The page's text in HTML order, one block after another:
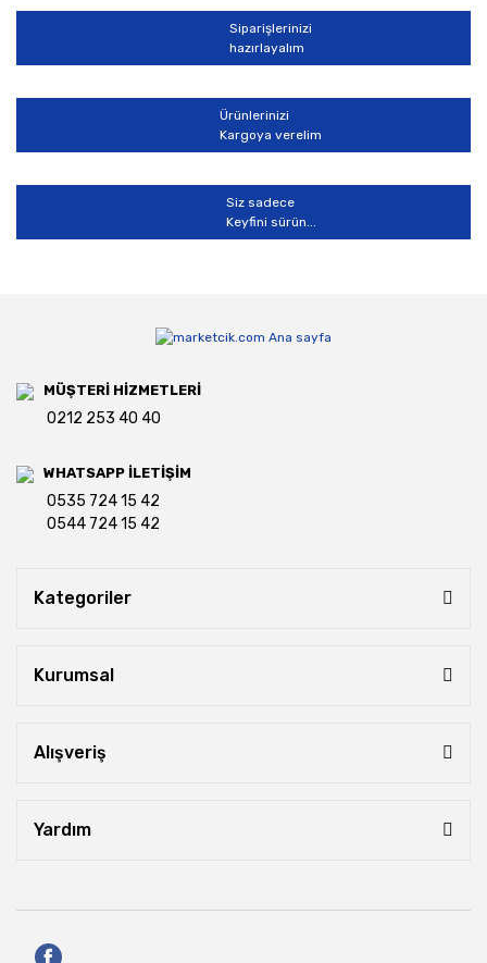
Gönder
Siparişlerinizi
hazırlayalım
Ürünlerinizi
Kargoya verelim
Siz sadece
Keyfini sürün...
MÜŞTERİ HİZMETLERİ
0212 253 40 40
WHATSAPP İLETİŞİM
0535 724 15 42
0544 724 15 42
Kategoriler
Kurumsal
Alışveriş
Yardım